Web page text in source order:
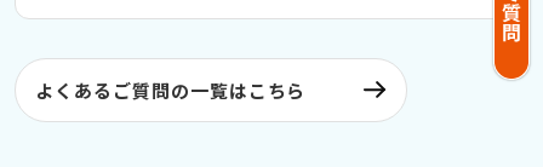
よくあるご質問の一覧はこちら